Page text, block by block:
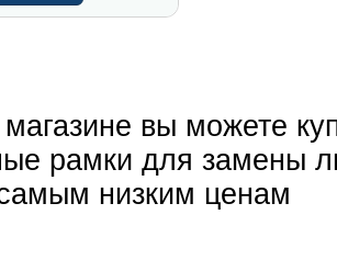
вы можете
рамки для замены
низким ценам